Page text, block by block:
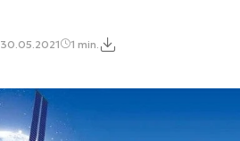
30.05.2021 1 min.